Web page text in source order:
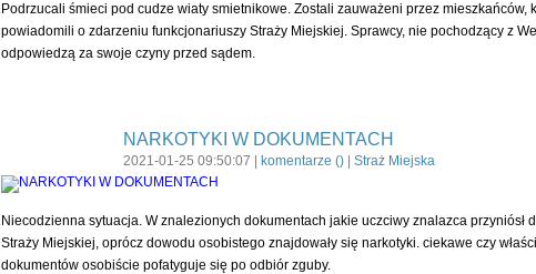
Podrzucali śmieci pod cudze wiaty smietnikowe. Zostali zauważeni przez mieszkańców,
powiadomili o zdarzeniu funkcjonariuszy Straży Miejskiej. Sprawcy, nie pochodzący z
odpowiedzą za swoje czyny przed sądem.
NARKOTYKI W DOKUMENTACH
2021-01-25 09:50:07 | komentarze ()| Straż Miejska
Niecodzienna sytuacja. W znalezionych dokumentach jakie uczciwy znalazca przyniósł
Straży Miejskiej, oprócz dowodu osobistego znajdowały się narkotyki. ciekawe czy
dokumentów osobiście pofatyguje się po odbiór zguby.